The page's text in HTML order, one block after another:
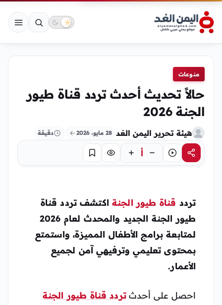
منوعات
حالاً تحديث أحدث تردد قناة طيور
الجنة 2026
هيئة تحرير اليمن الغد 28 مايو، 2026 دقيقة
مشاركةاستماع أ تركيز حفظ
تردد قناة طيور الجنةاكتشف تردد قناة
طيور الجنة الجديد والمحدث لعام 2026
لمتابعة برامج الأطفال المميزة، واستمتع
بمحتوى تعليمي وترفيهي آمن لجميع
الأعمار.
احصل على أحدثتردد قناة طيور الجنة